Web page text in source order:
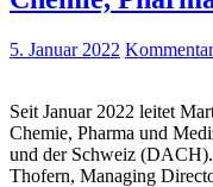
5. Januar 2022
Seit Januar 2022 leitet
Chemie, Pharma und
und der Schweiz
Thofern, Managing